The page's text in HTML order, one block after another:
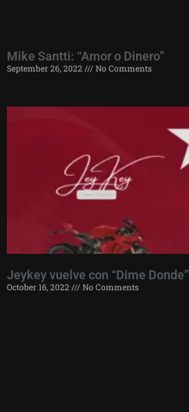
Mike Santti: “Amor o Dinero”
September 26, 2022 No Comments
Jeykey vuelve con “Dime Donde”
October 16, 2022 No Comments